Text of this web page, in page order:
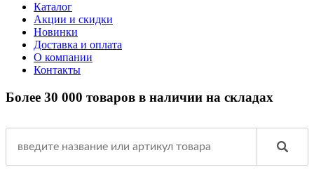
Каталог
Акции и скидки
Новинки
Доставка и оплата
О компании
Контакты
Более 30 000 товаров в наличии на складах